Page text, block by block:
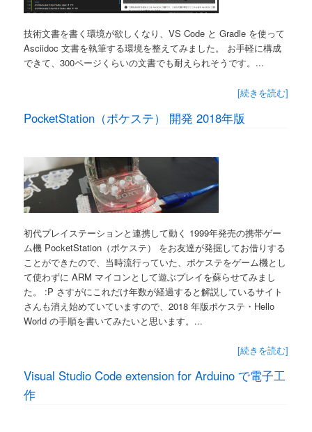
技術文書を書く環境が欲しくなり、VS Code と Gradle を使って
Asciidoc 文書を執筆する環境を整えてみました。 お手軽に構成
できて、300ページくらいの文書でも耐えられそうです。...
[続きを読む]
PocketStation（ポケステ） 開発 2018年版
初代プレイステーションと連携して動く 1999年発売の携帯ゲー
ム機 PocketStation（ポケステ） をお友達が発掘してお借りする
ことができたので、当時流行っていた、ポケステをゲーム機とし
て使わずに ARM マイコンとして遊ぶプレイを蘇らせてみまし
た。 :P さすがにこれだけ年数が経過すると解説しているサイト
さんも消え始めていていますので、2018 年版ポケステ・Hello
World の手順を書いてみたいと思います。...
[続きを読む]
Visual Studio Code extension for Arduino で電子工
作